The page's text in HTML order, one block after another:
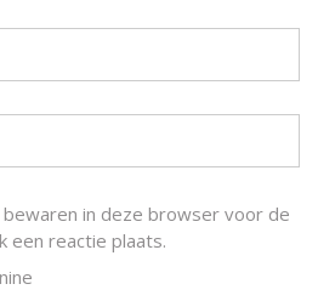
bewaren in deze browser voor de
een reactie plaats.